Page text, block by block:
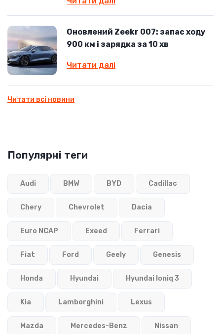
Оновлений Zeekr 007: запас ходу
900 км і зарядка за 10 хв
Читати далі
Читати всі новини
Популярні теги
Audi BMW BYD Cadillac
Chery Chevrolet Dacia
Euro NCAP Exeed Ferrari
Fiat Ford Geely Genesis
Honda Hyundai Hyundai Ioniq 3
Kia Lamborghini Lexus
Mazda Mercedes-Benz Nissan